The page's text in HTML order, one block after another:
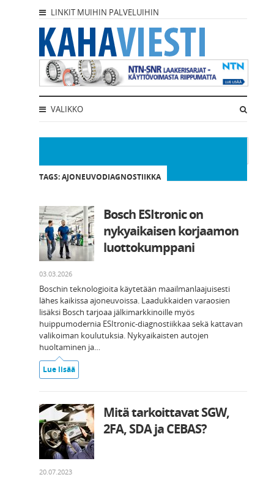
LINKIT MUIHIN PALVELUIHIN
VALIKKO
TAGS: AJONEUVODIAGNOSTIIKKA
Bosch ESItronic on
nykyaikaisen korjaamon
luottokumppani
03.03.2026
Boschin teknologioita käytetään maailmanlaajuisesti
lähes kaikissa ajoneuvoissa. Laadukkaiden varaosien
lisäksi Bosch tarjoaa jälkimarkkinoille myös
huippumodernia ESItronic-diagnostiikkaa sekä kattavan
valikoiman koulutuksia. Nykyaikaisten autojen
huoltaminen ja…
Lue lisää
Mitä tarkoittavat SGW,
2FA, SDA ja CEBAS?
20.07.2023